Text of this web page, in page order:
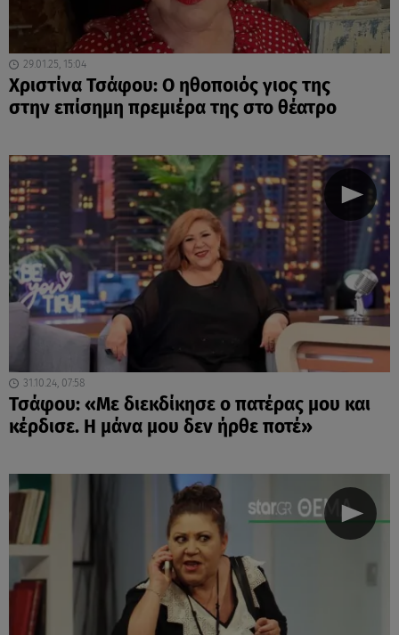
29.01.25, 15:04
Χριστίνα Τσάφου: O ηθοποιός γιος της
στην επίσημη πρεμιέρα της στο θέατρο
31.10.24, 07:58
Τσάφου: «Με διεκδίκησε ο πατέρας μου και
κέρδισε. Η μάνα μου δεν ήρθε ποτέ»